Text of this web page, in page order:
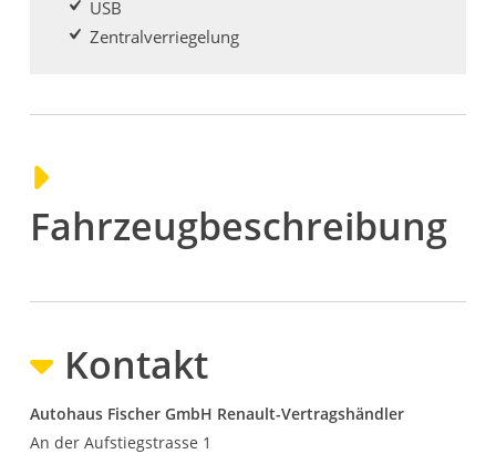
USB
Zentralverriegelung
Fahrzeugbeschreibung
Kontakt
Autohaus Fischer GmbH Renault-Vertragshändler
An der Aufstiegstrasse 1